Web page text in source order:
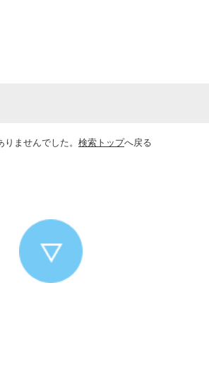
ませんでした。 検索トップへ戻る